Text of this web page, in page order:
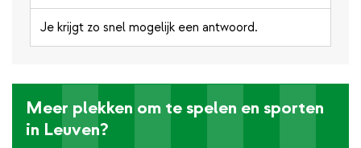
Je krijgt zo snel mogelijk een antwoord.
Meer plekken om te spelen en sporten
in Leuven?